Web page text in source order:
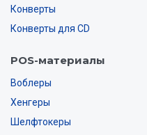
Конверты
Конверты для CD
POS-материалы
Воблеры
Хенгеры
Шелфтокеры